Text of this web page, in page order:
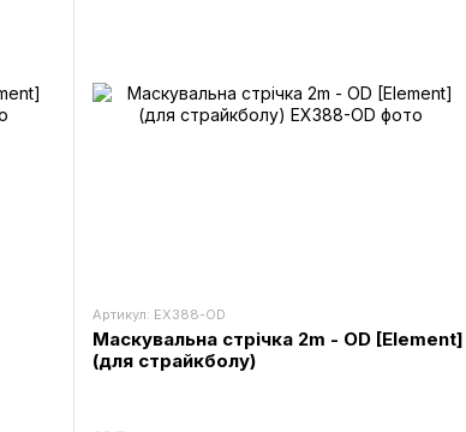
Артикул: EX388-OD
Маскувальна стрічка 2m - OD [Element]
(для страйкболу)